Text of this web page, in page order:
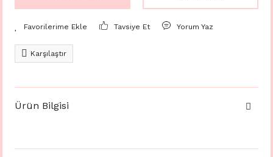
Tavsiye Et Yorum Yaz
Karşılaştır
Ürün Bilgisi